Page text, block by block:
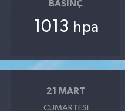
BASINÇ
1013 hpa
21 MART
CUMARTESI